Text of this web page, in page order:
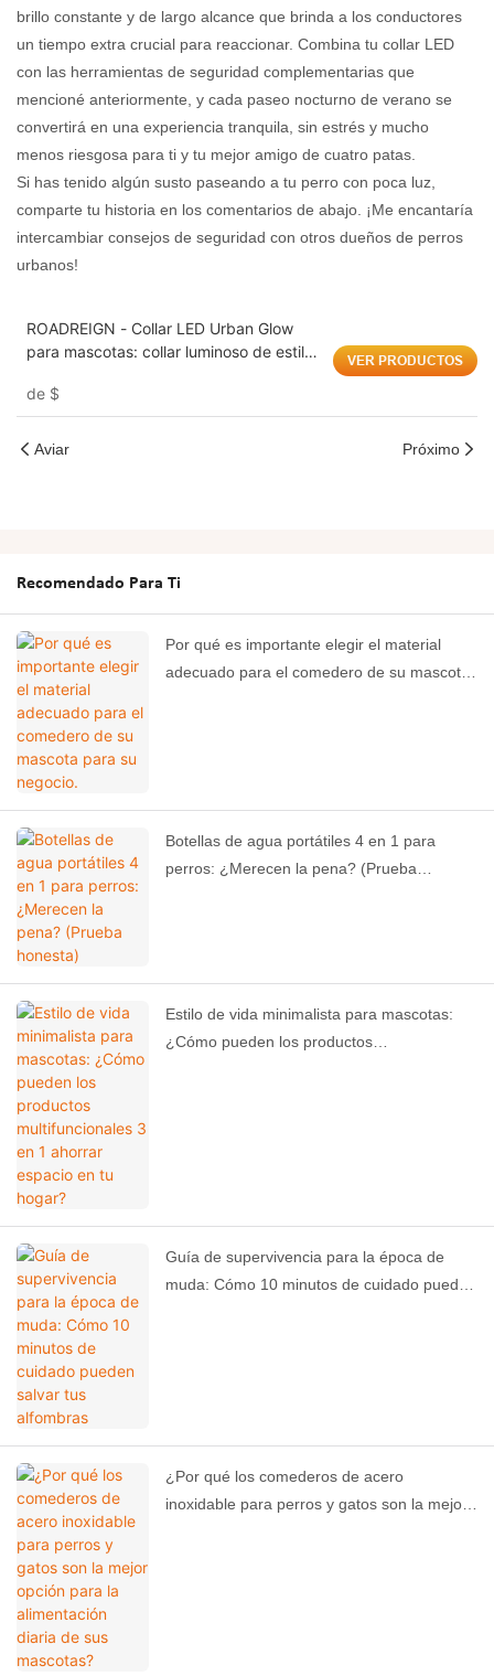
brillo constante y de largo alcance que brinda a los conductores
un tiempo extra crucial para reaccionar. Combina tu collar LED
con las herramientas de seguridad complementarias que
mencioné anteriormente, y cada paseo nocturno de verano se
convertirá en una experiencia tranquila, sin estrés y mucho
menos riesgosa para ti y tu mejor amigo de cuatro patas.
Si has tenido algún susto paseando a tu perro con poca luz,
comparte tu historia en los comentarios de abajo. ¡Me encantaría
intercambiar consejos de seguridad con otros dueños de perros
urbanos!
ROADREIGN - Collar LED Urban Glow
para mascotas: collar luminoso de estilo
por USB.
de $
VER PRODUCTOS
Aviar Próximo
Recomendado Para Ti
Por qué es importante elegir el material
adecuado para el comedero de su mascota
Botellas de agua portátiles 4 en 1 para
perros: ¿Merecen la pena? (Prueba
Estilo de vida minimalista para mascotas:
¿Cómo pueden los productos
Guía de supervivencia para la época de
muda: Cómo 10 minutos de cuidado pueden
¿Por qué los comederos de acero
inoxidable para perros y gatos son la mejor